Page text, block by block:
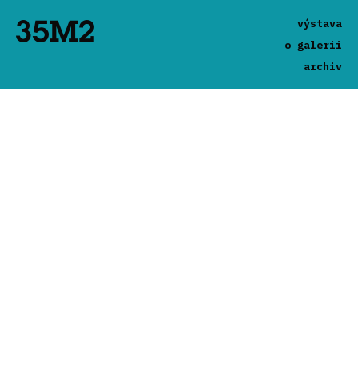
výstava
o galerii
archiv